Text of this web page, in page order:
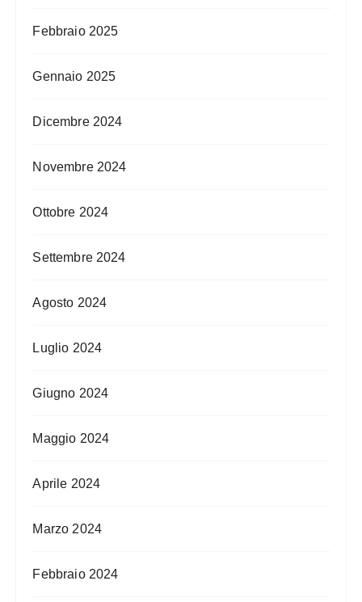
Febbraio 2025
Gennaio 2025
Dicembre 2024
Novembre 2024
Ottobre 2024
Settembre 2024
Agosto 2024
Luglio 2024
Giugno 2024
Maggio 2024
Aprile 2024
Marzo 2024
Febbraio 2024